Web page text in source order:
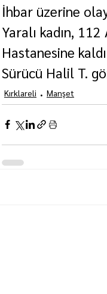
İhbar üzerine
Yaralı kadın,
Hastanesine
Sürücü Halil T.
Kırklareli Manşet